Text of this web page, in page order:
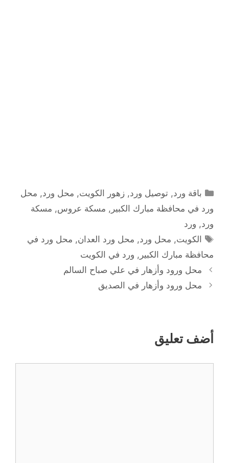
التصنيفات
باقة ورد,توصيل ورد,زهور الكويت, محل ورد, محل
ورد في محافظة مبارك الكبير , مسكة عروس, مسكة
ورد, ورد
الوسوم
الكويت, محل ورد, محل ورد العدان, محل ورد في
محافظة مبارك الكبير , ورد في الكويت
محل ورود وأزهار في علي صباح السالم
محل ورود وأزهار في الصديق
أضف تعليق